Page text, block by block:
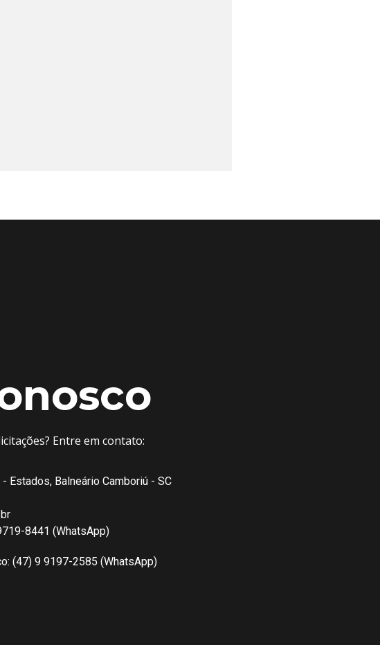
Entre em contato:
Estados, Balneário Camboriú - SC
8441 (WhatsApp)
(47) 9 9197-2585 (WhatsApp)